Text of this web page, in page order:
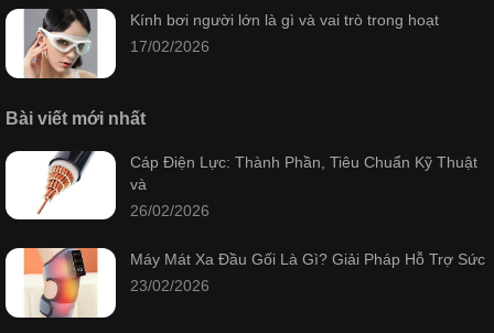
Kính bơi người lớn là gì và vai trò trong hoạt
17/02/2026
Bài viết mới nhất
Cáp Điện Lực: Thành Phần, Tiêu Chuẩn Kỹ Thuật
và
26/02/2026
Máy Mát Xa Đầu Gối Là Gì? Giải Pháp Hỗ Trợ Sức
23/02/2026